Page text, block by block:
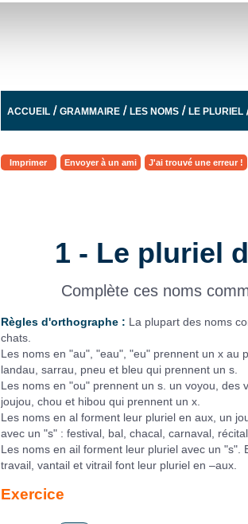
ACCUEIL /GRAMMAIRE /LES NOMS /LE PLURIEL
Imprimer Envoyer à un ami J'ai trouvé une erreur !
1 - Le pluriel
Complète ces noms
Règles d'orthographe : La plupart des noms
chats.
Les noms en "au", "eau", "eu" prennent un x au
landau, sarrau, pneu et bleu qui prennent un s.
Les noms en "ou" prennent un s. un voyou, des
joujou, chou et hibou qui prennent un x.
Les noms en al forment leur pluriel en aux, un
avec un "s" : festival, bal, chacal, carnaval,
Les noms en ail forment leur pluriel avec un "s".
travail, vantail et vitrail font leur pluriel en –aux.
Exercice